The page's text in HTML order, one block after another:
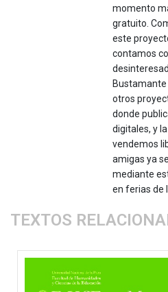
momento
gratuito.
este
contamos
Bustamante
otros
donde
digitales, y
vendemos
amigas ya
mediante
en ferias de
TEXTOS